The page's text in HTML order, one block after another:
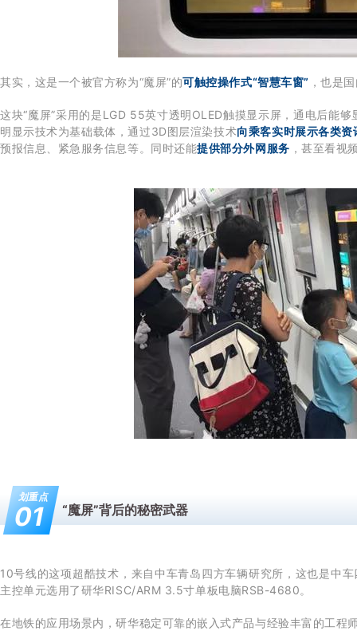
其实，这是一个被官方称为“魔屏”的可触控操作式“智慧车窗” ，也是
这块“魔屏”采用的是LGD 55英寸透明OLED触摸显示屏，通电后能
明显示技术为基础载体，通过3D图层渲染技术向乘客实时展示各类资
预报信息、紧急服务信息等。同时还能提供部分外网服务 ，甚至看视
划重点
01 “魔屏”背后的秘密武器
10号线的这项超酷技术，来自中车青岛四方车辆研究所，这也是中
主控单元选用了研华RISC/ARM 3.5寸单板电脑RSB-4680。
在地铁的应用场景内，研华稳定可靠的嵌入式产品与经验丰富的工程